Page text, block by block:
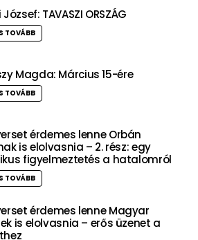
TAVASZI ORSZÁG
TOVÁBB
Magda: Március 15-ére
TOVÁBB
érdemes lenne Orbán
is elolvasnia – 2. rész: egy
figyelmeztetés a hatalomról
TOVÁBB
érdemes lenne Magyar
is elolvasnia – erős üzenet a